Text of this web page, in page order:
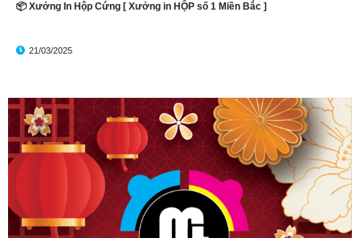
📦 Xưởng In Hộp Cứng [ Xưởng in HỘP số 1 Miền Bắc ]
21/03/2025